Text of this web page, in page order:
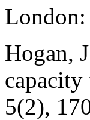
London:
Hogan,
5(2),